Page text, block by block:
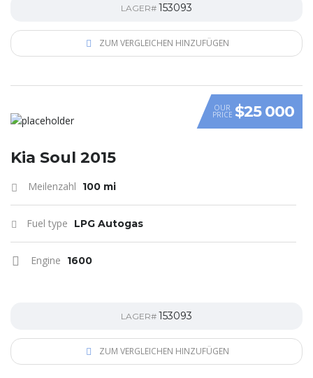
LAGER# 153093
ZUM VERGLEICHEN HINZUFÜGEN
VIDEO
OUR
PRICE $25 000
Kia Soul 2015
Meilenzahl 100 mi
Fuel type LPG Autogas
Engine 1600
LAGER# 153093
ZUM VERGLEICHEN HINZUFÜGEN